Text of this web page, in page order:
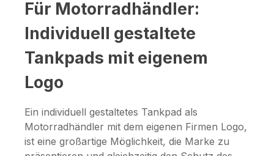
Für Motorradhändler:
Individuell gestaltete
Tankpads mit eigenem
Logo
Ein individuell gestaltetes Tankpad als
Motorradhändler mit dem eigenen Firmen Logo,
ist eine großartige Möglichkeit, die Marke zu